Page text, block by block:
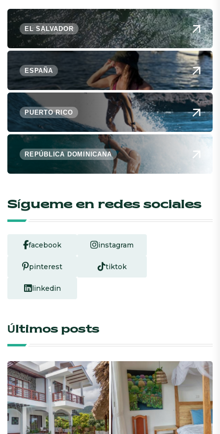
EL SALVADOR
ESPAÑA
PUERTO RICO
REPÚBLICA DOMINICANA
Sígueme en redes sociales
facebook instagram
pinterest tiktok
linkedin
Últimos posts